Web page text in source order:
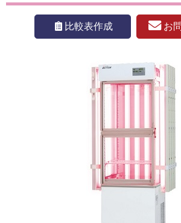
比較表作成 お